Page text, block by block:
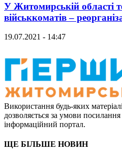
У Житомирській області
військкоматів –
19.07.2021 - 14:47
Використання будь-яких
дозволяється за умови
інформаційний портал.
ЩЕ БІЛЬШЕ НОВИН